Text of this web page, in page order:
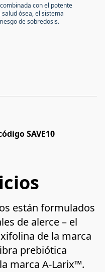
con el potente
ósea, el sistema
de sobredosis.
SAVE10
están formulados
de alerce – el
de la marca
prebiótica
marca A-Larix™.